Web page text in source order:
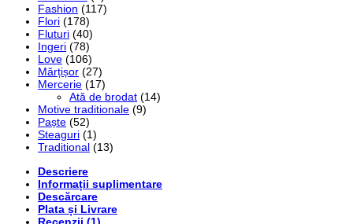
Fashion (117)
Flori (178)
Fluturi (40)
Ingeri (78)
Love (106)
Mărțișor (27)
Mercerie (17)
Ată de brodat (14)
Motive traditionale (9)
Paște (52)
Steaguri (1)
Traditional (13)
Descriere
Informații suplimentare
Descărcare
Plata și Livrare
Recenzii (1)